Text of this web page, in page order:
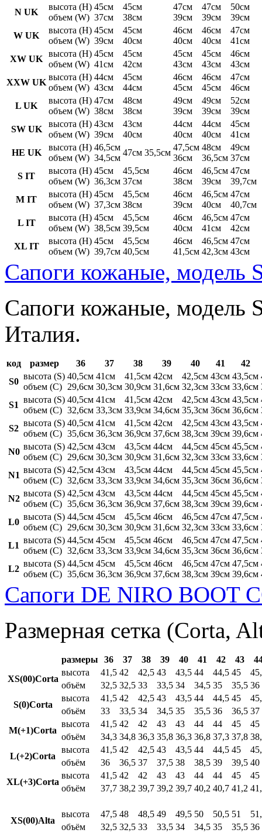
N UK
высота (H)
объем (W)
45см
37см
45см
38см
47см
39см
47см
39см
50см
39см
W UK
высота (H)
объем (W)
45см
39см
45см
40см
46см
40см
46см
40см
47см
41см
XW UK
высота (H)
объем (W)
45см
41см
45см
42см
45см
43см
45см
43см
46см
43см
XXW UK
высота (H)
объем (W)
44см
43см
45см
44см
46см
45см
46см
45см
47см
46см
L UK
высота (H)
объем (W)
47см
38см
48см
38см
49см
39см
49см
39см
52см
39см
SW UK
высота (H)
объем (W)
43см
39см
43см
40см
44см
40см
44см
40см
45см
41см
HE UK
высота (H)
объем (W)
46,5см
34,5см
47см 35,5см
47,5см
36см
48см
36,5см
49см
37см
S IT
высота (H)
объем (W)
45см
36,3см
45,5см
37см
46см
38см
46,5см
39см
47см
39,7см
M IT
высота (H)
объем (W)
45см
37,3см
45,5см
38см
46см
39см
46,5см
40см
47см
40,7см
L IT
высота (H)
объем (W)
45см
38,5см
45,5см
39,5см
46см
40см
46,5см
41см
47см
42см
XL IT
высота (H)
объем (W)
45см
39,7см
45,5см
40,5см
46см
41,5см
46,5см
42,3см
47см
43см
Сапоги кожаные, модель
Сапоги кожаные, модель
Италия.
код размер 36 37 38 39 40 41
42
S0
высота (S)
объем (C)
40,5см
29,6см
41см
30,3см
41,5см
30,9см
42см
31,6см
42,5см
32,3см
43см
33см
43,5см
33,6см
S1
высота (S)
объем (C)
40,5см
32,6см
41см
33,3см
41,5см
33,9см
42см
34,6см
42,5см
35,3см
43см
36см
43,5см
36,6см
S2
высота (S)
объем (C)
40,5см
35,6см
41см
36,3см
41,5см
36,9см
42см
37,6см
42,5см
38,3см
43см
39см
43,5см
39,6см
N0
высота (S)
объем (C)
42,5см
29,6см
43см
30,3см
43,5см
30,9см
44см
31,6см
44,5см
32,3см
45см
33см
45,5см
33,6см
N1
высота (S)
объем (C)
42,5см
32,6см
43см
33,3см
43,5см
33,9см
44см
34,6см
44,5см
35,3см
45см
36см
45,5см
36,6см
N2
высота (S)
объем (C)
42,5см
35,6см
43см
36,3см
43,5см
36,9см
44см
37,6см
44,5см
38,3см
45см
39см
45,5см
39,6см
L0
высота (S)
объем (C)
44,5см
29,6см
45см
30,3см
45,5см
30,9см
46см
31,6см
46,5см
32,3см
47см
33см
47,5см
33,6см
L1
высота (S)
объем (C)
44,5см
32,6см
45см
33,3см
45,5см
33,9см
46см
34,6см
46,5см
35,3см
47см
36см
47,5см
36,6см
L2
высота (S)
объем (C)
44,5см
35,6см
45см
36,3см
45,5см
36,9см
46см
37,6см
46,5см
38,3см
47см
39см
47,5см
39,6см
Сапоги DE NIRO BOOT
Размерная сетка (Corta,
размеры 36 37 38 39 40 41 42 43
XS(00)Corta
высота 41,5 42 42,5 43 43,5 44 44,5 45
объём
32,5 32,5 33 33,5 34 34,5 35 35,5 36
S(0)Corta
высота 41,5 42 42,5 43 43,5 44 44,5 45
объём
33 33,5 34 34,5 35 35,5 36 36,5 37
M(+1)Corta
высота 41,5 42 42 43 43 44 44 45
45
объём
34,3 34,8 36,3 35,8 36,3 36,8 37,3 37,8
L(+2)Corta
высота 41,5 42 42,5 43 43,5 44 44,5 45
объём
36 36,5 37 37,5 38 38,5 39 39,5 40
XL(+3)Corta
высота 41,5 42 42 43 43 44 44 45
45
объём
37,7 38,2 39,7 39,2 39,7 40,2 40,7 41,2
XS(00)Alta
высота 47,5 48 48,5 49 49,5 50 50,5 51
объём
32,5 32,5 33 33,5 34 34,5 35 35,5 36